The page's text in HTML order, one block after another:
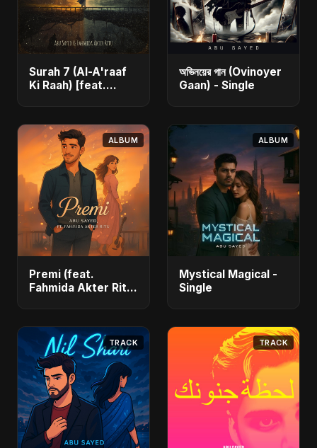
Surah 7 (Al-A'raaf
Ki Raah) [feat.
অভিনয়ের গান (Ovinoyer
Gaan) - Single
ALBUM
Premi (feat.
Fahmida Akter Ritu)
ALBUM
Mystical Magical -
Single
TRACK TRACK